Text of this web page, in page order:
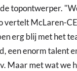
topontwerper.
vertelt McLaren-
erg blij met het
een enorm talent
Maar met wat we